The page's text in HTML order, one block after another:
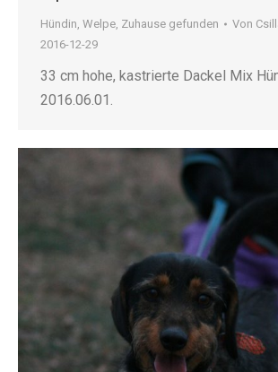
Hündin, Welpe, Zuhause gefunden Von
2016-12-29
33 cm hohe, kastrierte Dackel Mix
2016.06.01.